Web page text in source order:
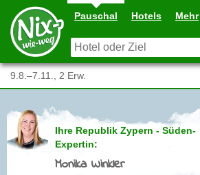
Pauschal Hotels Mehr
9.8.–7.11., 2 Erw.
Ihre Republik Zypern - Süden-
Expertin:
Monika Winkler